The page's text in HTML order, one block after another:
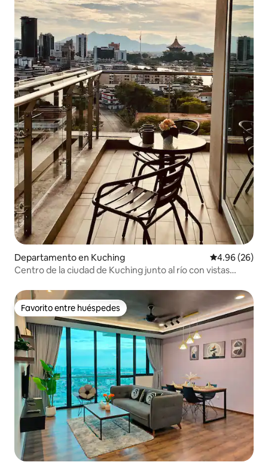
Departamento en Kuching Calificación
4.96 (26)
Centro de la ciudad de Kuching junto al río con vistas
Favorito entre huéspedes
Favorito entre huéspedes